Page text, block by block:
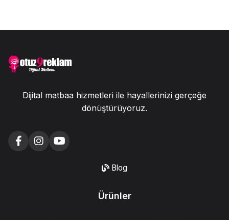
Dijital matbaa hizmetleri ile hayallerinizi gerçeğe
dönüştürüyoruz.
Blog
Ürünler